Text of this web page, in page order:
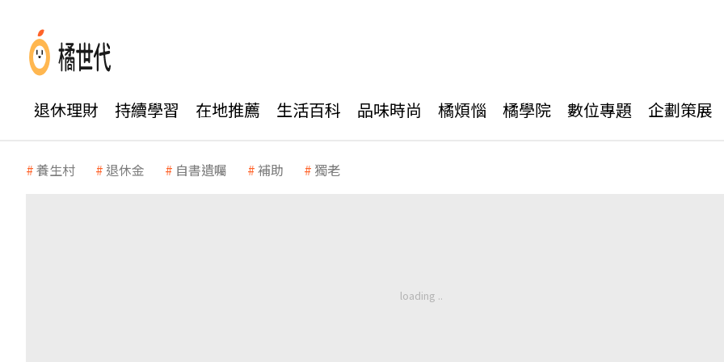
退休理財 持續學習 在地推薦 生活百科 品味時尚 橘煩惱 橘學院 數位專題 企劃策展
養生村 退休金 自書遺囑 補助 獨老